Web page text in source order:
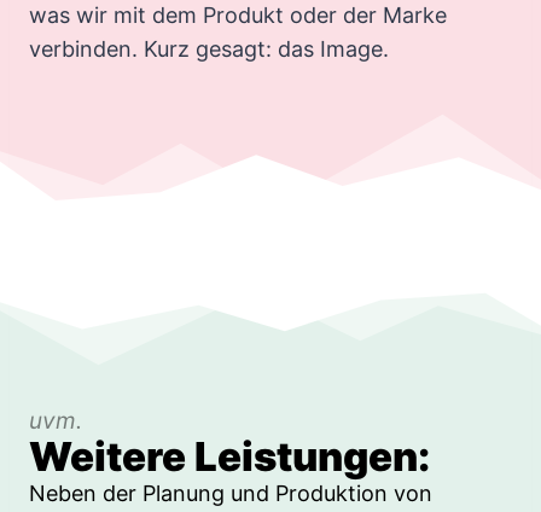
was wir mit dem Produkt oder der Marke
verbinden. Kurz gesagt: das Image.
uvm.
Weitere Leistungen:
Neben der Planung und Produktion von